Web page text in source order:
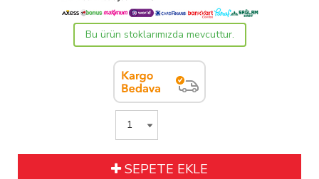
Bu ürün stoklarımızda mevcuttur.
SEPETE EKLE